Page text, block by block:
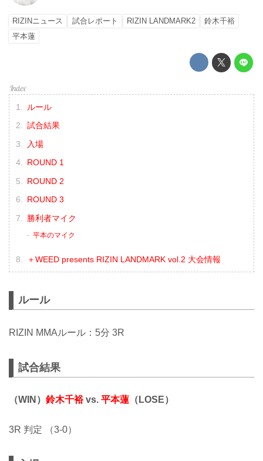
RIZINニュース 試合レポート RIZIN LANDMARK2
鈴木千裕
平本蓮
ルール
試合結果
入場
ROUND 1
ROUND 2
ROUND 3
勝利者マイク
平本のマイク
＋WEED presents RIZIN LANDMARK vol.2 大会情報
ルール
RIZIN MMAルール：5分 3R
試合結果
（WIN） 鈴木千裕vs. 平本蓮 （LOSE）
3R 判定 （3-0）